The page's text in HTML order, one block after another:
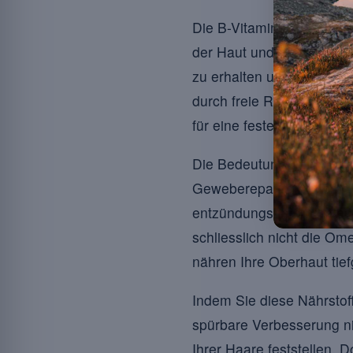
Die B-Vitamine,
der Haut und fördern
zu erhalten und
durch freie Radikale
für eine feste und
Die Bedeutung desZinks
Gewebereparatur und
schliesslich nicht die
nähren Ihre Oberhaut
Indem Sie diese
spürbare Verbesserung
Ihrer Haare feststellen.